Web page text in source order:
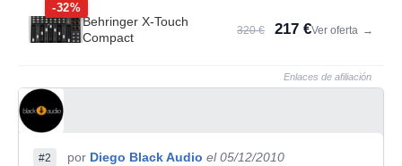
-32%
Behringer X-Touch
Compact
320 € 217 €Ver oferta →
Enlaces de afiliación
#2 por Diego Black Audio el 05/12/2010